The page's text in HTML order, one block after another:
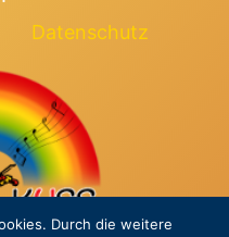
Datenschutz
Durch die weitere